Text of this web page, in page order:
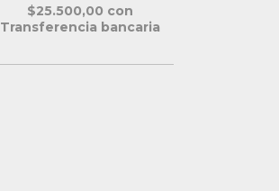
$25.500,00 con
Transferencia bancaria